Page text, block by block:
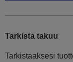
Tarkista takuu
Tarkistaaksesi